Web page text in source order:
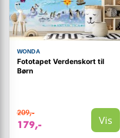
WONDA
Fototapet Verdenskort til
Børn
209,-
179,- Vis